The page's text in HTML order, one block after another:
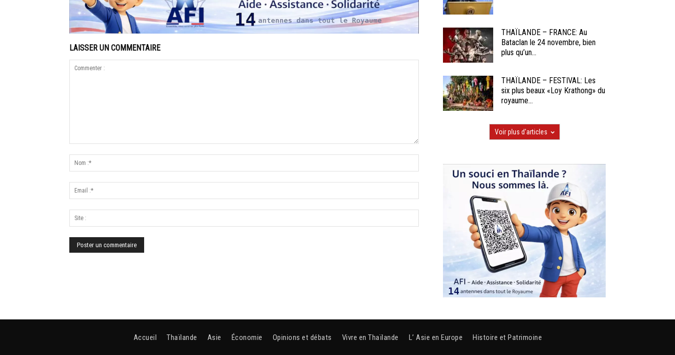
LAISSER UN COMMENTAIRE
THAÏLANDE – FRANCE: Au
Bataclan le 24 novembre, bien
plus qu’un...
THAÏLANDE – FESTIVAL: Les
six plus beaux «Loy Krathong» du
royaume...
Voir plus d'articles
Accueil Thaïlande Asie Économie Opinions et débats Vivre en Thaïlande L’ Asie en Europe Histoire et Patrimoine